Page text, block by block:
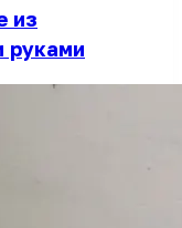
из
руками